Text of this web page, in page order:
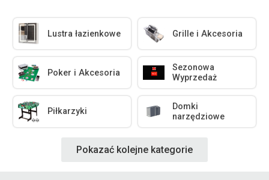
Lustra łazienkowe Grille i Akcesoria
Poker i Akcesoria
Sezonowa
Wyprzedaż
Piłkarzyki
Domki
narzędziowe
Pokazać kolejne kategorie